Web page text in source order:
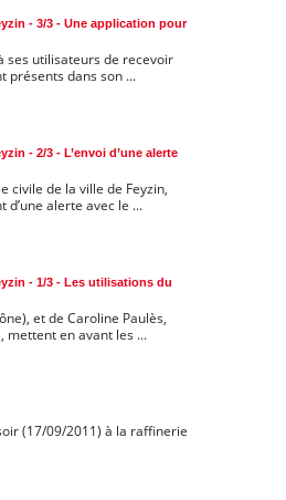
- 3/3 - Une application pour
ses utilisateurs de recevoir
présents dans son ...
- 2/3 - L’envoi d’une alerte
civile de la ville de Feyzin,
d’une alerte avec le ...
- 1/3 - Les utilisations du
et de Caroline Paulès,
mettent en avant les ...
(17/09/2011) à la raffinerie